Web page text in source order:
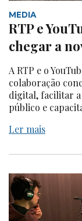
MEDIA
RTP e
chegar a
A RTP e o
colaboração
digital, facilitar a
público e
Ler mais